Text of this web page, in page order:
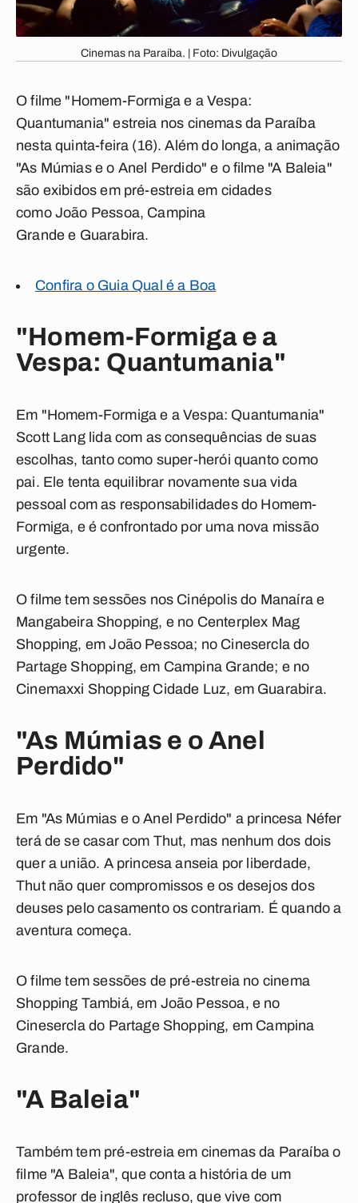
Cinemas na Paraíba. | Foto: Divulgação
O filme "Homem-Formiga e a Vespa:
Quantumania" estreia nos cinemas da Paraíba
nesta quinta-feira (16). Além do longa, a animação
"As Múmias e o Anel Perdido" e o filme "A Baleia"
são exibidos em pré-estreia em cidades
como João Pessoa, Campina
Grande e Guarabira.
Confira o Guia Qual é a Boa
"Homem-Formiga e a
Vespa: Quantumania"
Em "Homem-Formiga e a Vespa: Quantumania"
Scott Lang lida com as consequências de suas
escolhas, tanto como super-herói quanto como
pai. Ele tenta equilibrar novamente sua vida
pessoal com as responsabilidades do Homem-
Formiga, e é confrontado por uma nova missão
urgente.
O filme tem sessões nos Cinépolis do Manaíra e
Mangabeira Shopping, e no Centerplex Mag
Shopping, em João Pessoa; no Cinesercla do
Partage Shopping, em Campina Grande; e no
Cinemaxxi Shopping Cidade Luz, em Guarabira.
"As Múmias e o Anel
Perdido"
Em "As Múmias e o Anel Perdido" a princesa Néfer
terá de se casar com Thut, mas nenhum dos dois
quer a união. A princesa anseia por liberdade,
Thut não quer compromissos e os desejos dos
deuses pelo casamento os contrariam. É quando a
aventura começa.
O filme tem sessões de pré-estreia no cinema
Shopping Tambiá, em João Pessoa, e no
Cinesercla do Partage Shopping, em Campina
Grande.
"A Baleia"
Também tem pré-estreia em cinemas da Paraíba o
filme "A Baleia", que conta a história de um
professor de inglês recluso, que vive com